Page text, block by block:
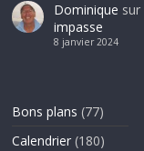
Dominique sur
impasse
8 janvier 2024
Bons plans (77)
Calendrier (180)